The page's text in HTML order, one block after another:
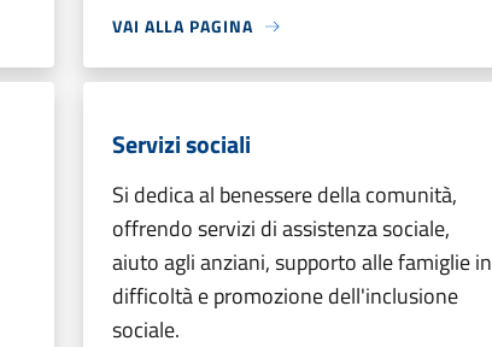
VAI ALLA PAGINA
Servizi sociali
Si dedica al benessere della comunità,
offrendo servizi di assistenza sociale,
aiuto agli anziani, supporto alle famiglie in
difficoltà e promozione dell'inclusione
sociale.